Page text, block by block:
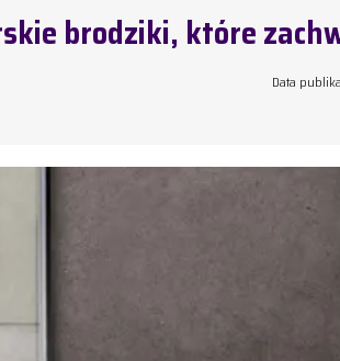
brodziki, które
Data